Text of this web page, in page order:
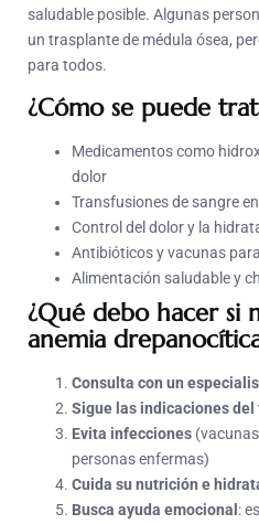
saludable posible. Algunas
un trasplante de médula ósea,
para todos.
¿Cómo se puede
Medicamentos como
dolor
Transfusiones de sangre
Control del dolor y la
Antibióticos y vacunas
Alimentación saludable y
¿Qué debo hacer si
anemia
Consulta con un
Sigue las indicaciones
Evita infecciones
personas enfermas)
Cuida su nutrición e
Busca ayuda emocional :